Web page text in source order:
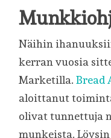
Näihin
kerran vuosia
Marketilla.Bread
aloittanut
olivat tunnettuja
munkeista.